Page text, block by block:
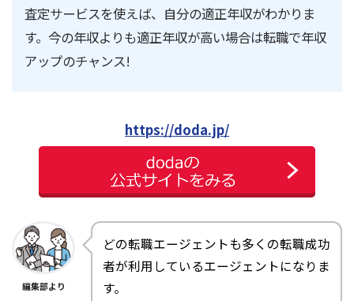
査定サービスを使えば、自分の適正年収がわかりま
す。今の年収よりも適正年収が高い場合は転職で年収
アップのチャンス!
https://doda.jp/
編集部より
どの転職エージェントも多くの転職成功
者が利用しているエージェントになりま
す。